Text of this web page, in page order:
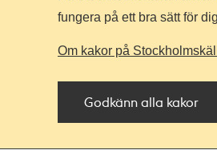
fungera på ett bra sätt för
Om kakor på
Godkänn alla kakor